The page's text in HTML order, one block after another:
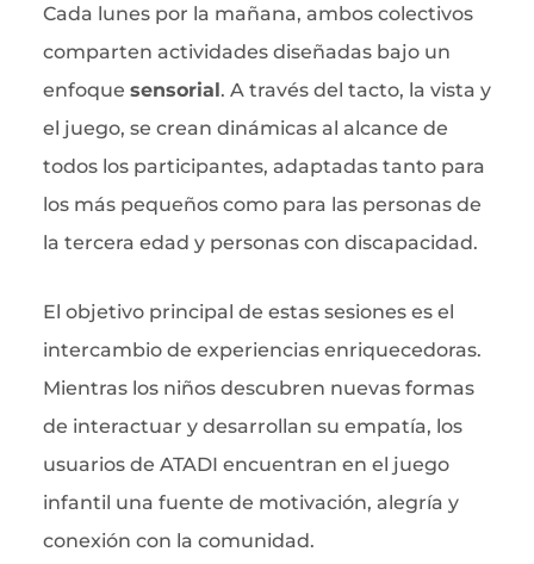
Cada lunes por la mañana, ambos colectivos
comparten actividades diseñadas bajo un
enfoque sensorial. A través del tacto, la vista y
el juego, se crean dinámicas al alcance de
todos los participantes, adaptadas tanto para
los más pequeños como para las personas de
la tercera edad y personas con discapacidad.
El objetivo principal de estas sesiones es el
intercambio de experiencias enriquecedoras.
Mientras los niños descubren nuevas formas
de interactuar y desarrollan su empatía, los
usuarios de ATADI encuentran en el juego
infantil una fuente de motivación, alegría y
conexión con la comunidad.